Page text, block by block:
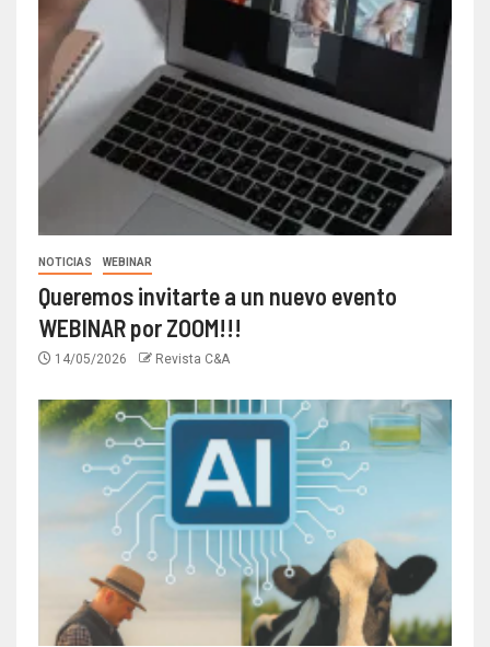
NOTICIAS WEBINAR
Queremos invitarte a un nuevo evento
WEBINAR por ZOOM!!!
14/05/2026 Revista C&A